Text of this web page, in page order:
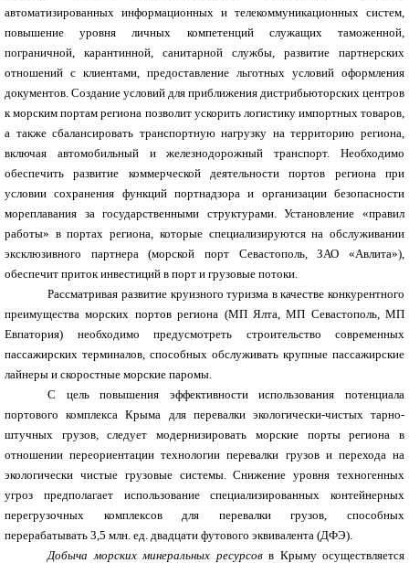
автоматизированных информационных и телекоммуникационных систем,
повышение уровня личных компетенций служащих таможенной,
пограничной, карантинной, санитарной службы, развитие партнерских
отношений с клиентами, предоставление льготных условий оформления
документов. Создание условий для приближения дистрибьюторских центров
к морским портам региона позволит ускорить логистику импортных товаров,
а также сбалансировать транспортную нагрузку на территорию региона,
включая автомобильный и железнодорожный транспорт. Необходимо
обеспечить развитие коммерческой деятельности портов региона при
условии сохранения функций портнадзора и организации безопасности
мореплавания за государственными структурами. Установление «правил
работы» в портах региона, которые специализируются на обслуживании
эксклюзивного партнера (морской порт Севастополь, ЗАО «Авлита»),
обеспечит приток инвестиций в порт и грузовые потоки.
Рассматривая развитие круизного туризма в качестве конкурентного
преимущества морских портов региона (МП Ялта, МП Севастополь, МП
Евпатория) необходимо предусмотреть строительство современных
пассажирских терминалов, способных обслуживать крупные пассажирские
лайнеры и скоростные морские паромы.
С цель повышения эффективности использования потенциала
портового комплекса Крыма для перевалки экологически-чистых тарно-
штучных грузов, следует модернизировать морские порты региона в
отношении переориентации технологии перевалки грузов и перехода на
экологически чистые грузовые системы. Снижение уровня техногенных
угроз предполагает использование специализированных контейнерных
перегрузочных комплексов для перевалки грузов, способных
перерабатывать 3,5 млн. ед. двадцати футового эквивалента (ДФЭ).
Добыча морских минеральных ресурсовв Крыму осуществляется